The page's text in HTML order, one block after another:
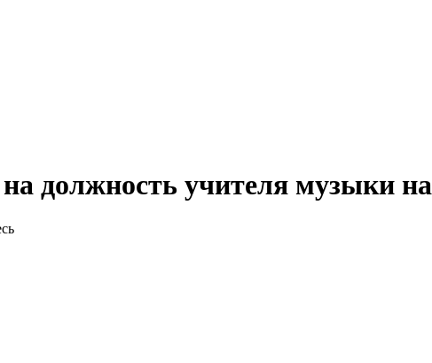
должность учителя музыки